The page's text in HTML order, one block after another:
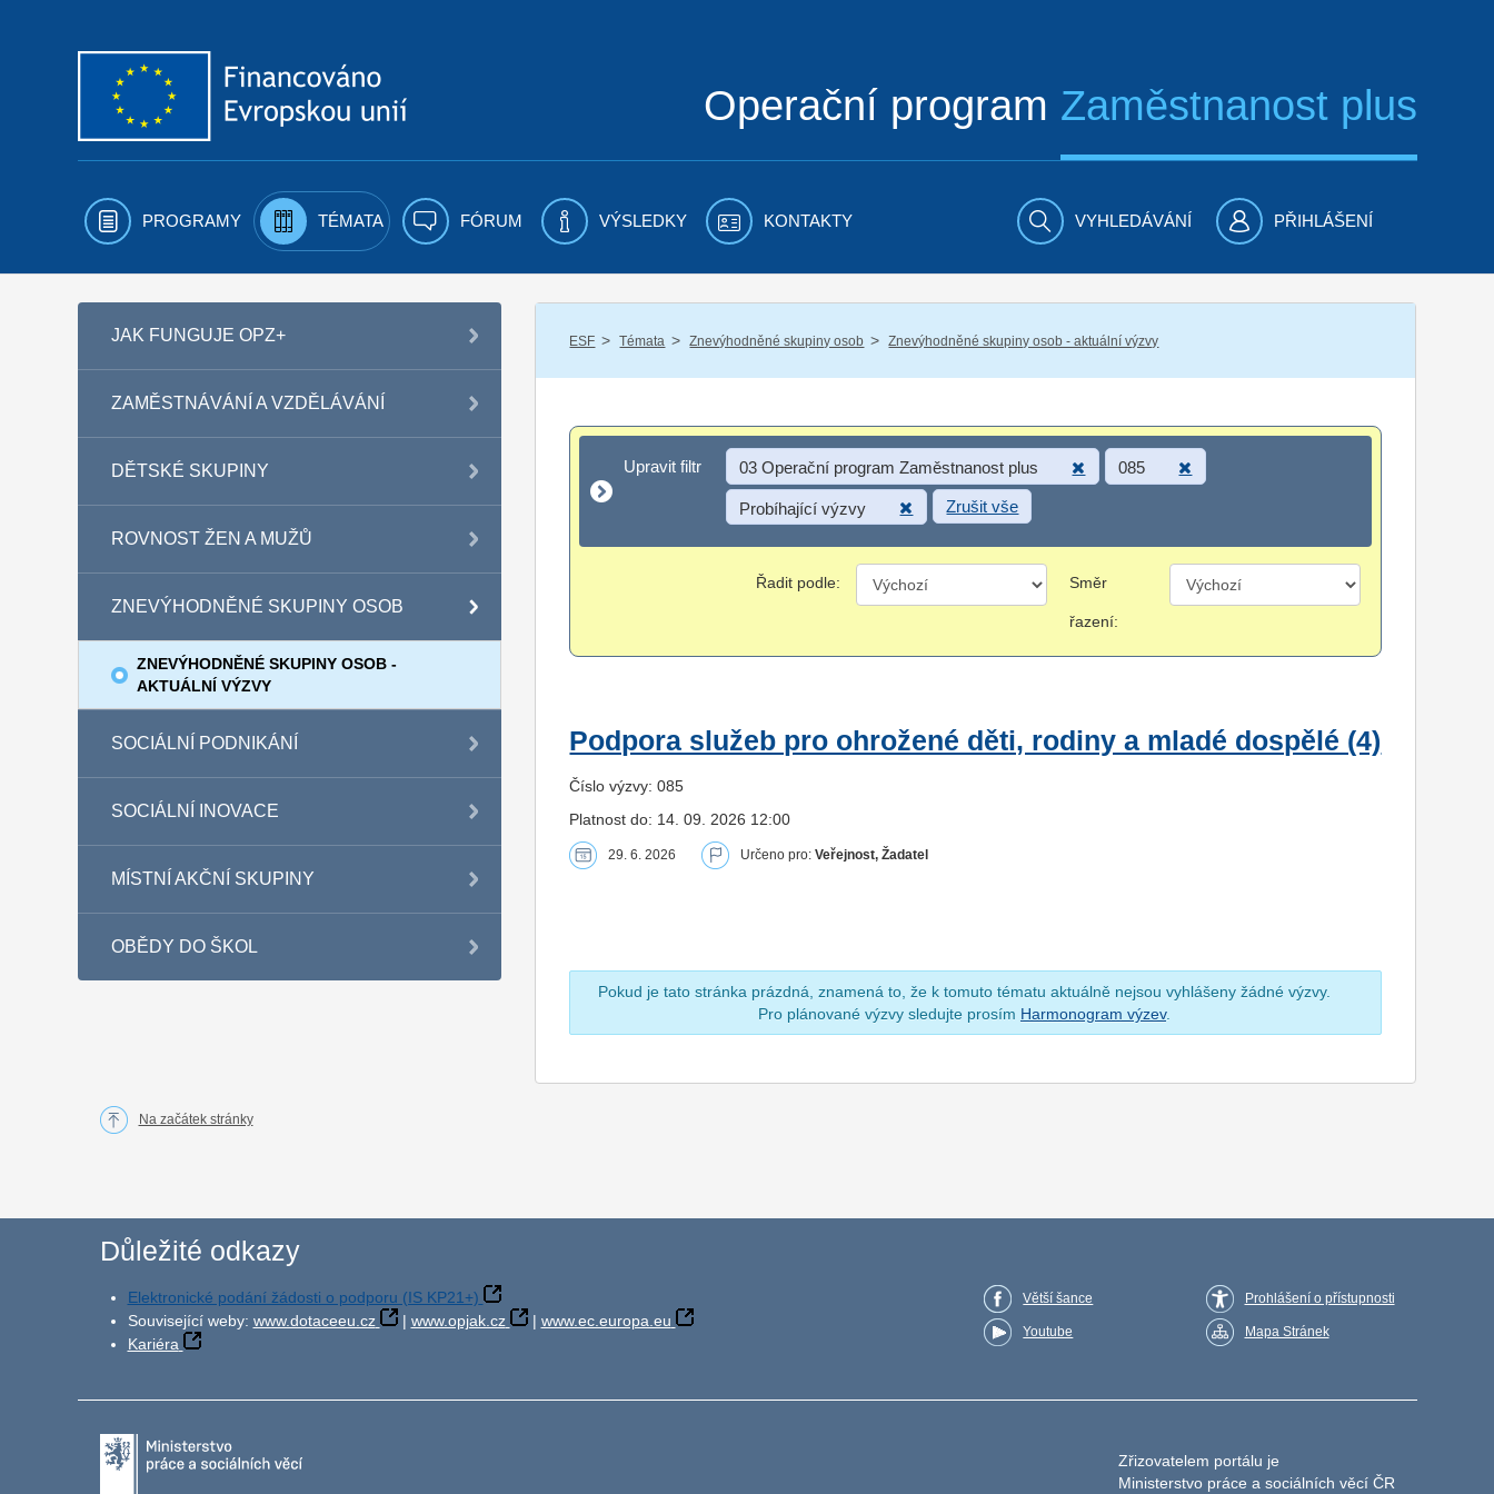
Operační program Zaměstnanost plus
PROGRAMY TÉMATA FÓRUM VÝSLEDKY KONTAKTY VYHLEDÁVÁNÍ PŘIHLÁŠENÍ
JAK FUNGUJE OPZ+
ZAMĚSTNÁVÁNÍ A VZDĚLÁVÁNÍ
DĚTSKÉ SKUPINY
ROVNOST ŽEN A MUŽŮ
ZNEVÝHODNĚNÉ SKUPINY OSOB
ZNEVÝHODNĚNÉ SKUPINY OSOB -
AKTUÁLNÍ VÝZVY
SOCIÁLNÍ PODNIKÁNÍ
SOCIÁLNÍ INOVACE
MÍSTNÍ AKČNÍ SKUPINY
OBĚDY DO ŠKOL
ESF / Témata / Znevýhodněné skupiny osob / Znevýhodněné skupiny osob - aktuální výzvy
Upravit filtr
Upravit filtr 03 Operační program Zaměstnanost plus 085
Probíhající výzvy Zrušit vše
Řadit podle: Směr
řazení:
Podpora služeb pro ohrožené děti, rodiny a mladé dospělé (4)
Číslo výzvy: 085
Platnost do: 14. 09. 2026 12:00
29. 6. 2026 Určeno pro:Veřejnost, Žadatel
Pokud je tato stránka prázdná, znamená to, že k tomuto tématu aktuálně nejsou vyhlášeny žádné výzvy.
Pro plánované výzvy sledujte prosím Harmonogram výzev.
Na začátek stránky
Důležité odkazy
Elektronické podání žádosti o podporu (IS KP21+)
Související weby: www.dotaceeu.cz | www.opjak.cz | www.ec.europa.eu
Kariéra
Větší šance
Youtube
Prohlášení o přístupnosti
Mapa Stránek
Zřizovatelem portálu je
Ministerstvo práce a sociálních věcí ČR